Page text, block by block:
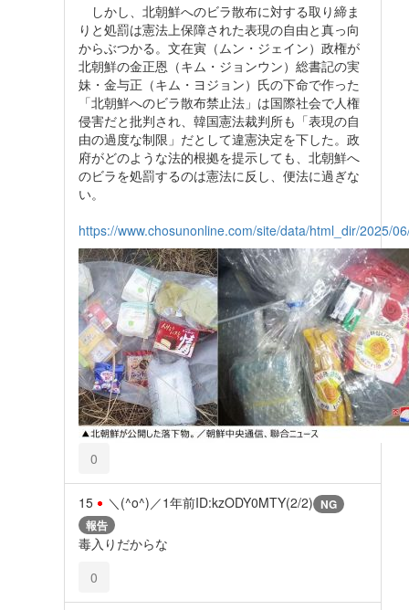
しかし、北朝鮮へのビラ散布に対する取り締ま
りと処罰は憲法上保障された表現の自由と真っ向
からぶつかる。文在寅（ムン・ジェイン）政権が
北朝鮮の金正恩（キム・ジョンウン）総書記の実
妹・金与正（キム・ヨジョン）氏の下命で作った
「北朝鮮へのビラ散布禁止法」は国際社会で人権
侵害だと批判され、韓国憲法裁判所も「表現の自
由の過度な制限」だとして違憲決定を下した。政
府がどのような法的根拠を提示しても、北朝鮮へ
のビラを処罰するのは憲法に反し、便法に過ぎな
い。
https://www.chosunonline.com/site/data/html_dir/2025/
0
15 ＼(^o^)／1年前ID:kzODY0MTY(2/2) NG
報告
毒入りだからな
0